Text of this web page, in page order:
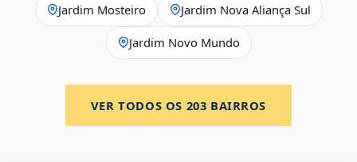
Jardim Mosteiro Jardim Nova Aliança Sul
Jardim Novo Mundo
VER TODOS OS 203 BAIRROS